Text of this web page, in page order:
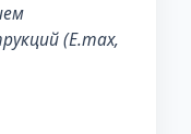
(Е.max,